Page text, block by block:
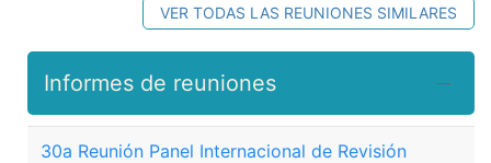
VER TODAS LAS REUNIONES SIMILARES
Informes de reuniones
30a Reunión Panel Internacional de Revisión